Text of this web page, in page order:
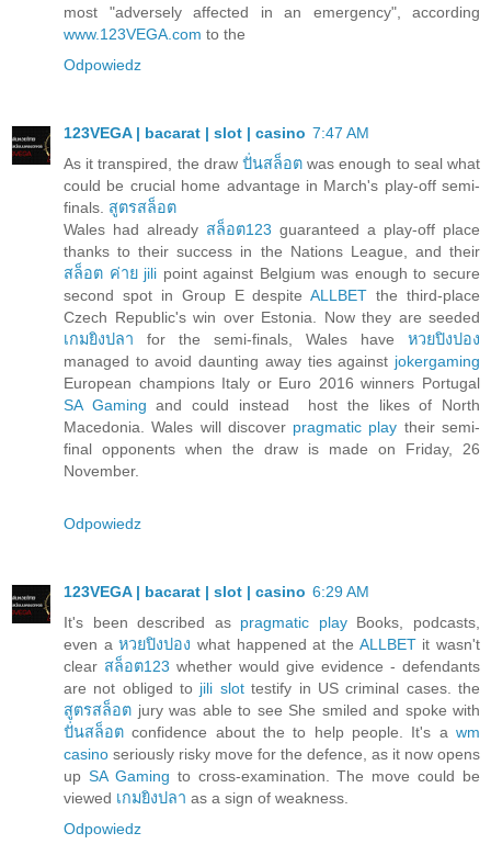
most "adversely affected in an emergency", according
www.123VEGA.com to the
Odpowiedz
123VEGA | bacarat | slot | casino 7:47 AM
As it transpired, the draw ปั่นสล็อต was enough to seal what
could be crucial home advantage in March's play-off semi-
finals. สูตรสล็อต
Wales had already สล็อต123 guaranteed a play-off place
thanks to their success in the Nations League, and their
สล็อต ค่าย jili point against Belgium was enough to secure
second spot in Group E despiteALLBET the third-place
Czech Republic's win over Estonia. Now they are seeded
เกมยิงปลา for the semi-finals, Wales have หวยปิงปอง
managed to avoid daunting away ties against jokergaming
European champions Italy or Euro 2016 winners Portugal
SA Gaming and could instead host the likes of North
Macedonia. Wales will discover pragmatic play their semi-
final opponents when the draw is made on Friday, 26
November.
Odpowiedz
123VEGA | bacarat | slot | casino 6:29 AM
It's been described as pragmatic playBooks, podcasts,
even aหวยปิงปอง what happened at the ALLBETit wasn't
clear สล็อต123 whether would give evidence - defendants
are not obliged to jili slottestify in US criminal cases. the
สูตรสล็อต jury was able to see She smiled and spoke with
ปั่นสล็อต confidence about the to help people. It's a wm
casino seriously risky move for the defence, as it now opens
up SA Gaming to cross-examination. The move could be
viewed เกมยิงปลา as a sign of weakness.
Odpowiedz